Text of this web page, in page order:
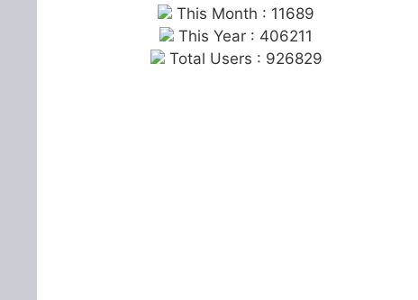
This Month : 11689
This Year : 406211
Total Users : 926829